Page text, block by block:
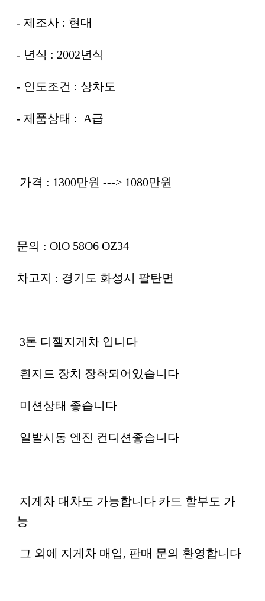
- 제조사 : 현대
- 년식 : 2002년식
- 인도조건 : 상차도
- 제품상태 : A급
가격 : 1300만원 ---> 1080만원
문의 : OlO 58O6 OZ34
차고지 : 경기도 화성시 팔탄면
3톤 디젤지게차 입니다
흰지드 장치 장착되어있습니다
미션상태 좋습니다
일발시동 엔진 컨디션좋습니다
지게차 대차도 가능합니다 카드 할부도 가
능
그 외에 지게차 매입, 판매 문의 환영합니다